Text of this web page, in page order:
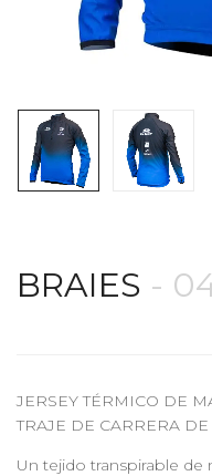
BRAIES -
JERSEY TÉRMICO DE
TRAJE DE CARRERA
Un tejido transpirable de